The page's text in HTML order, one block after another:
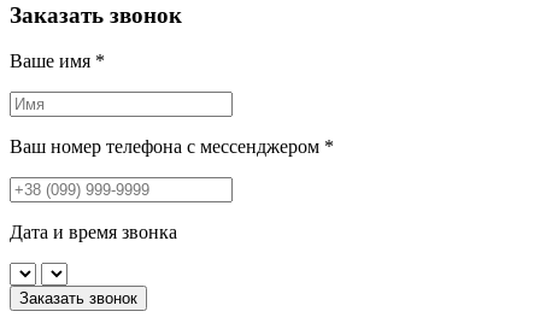
Заказать звонок
Ваше имя *
Ваш номер телефона с мессенджером *
Дата и время звонка
Заказать звонок